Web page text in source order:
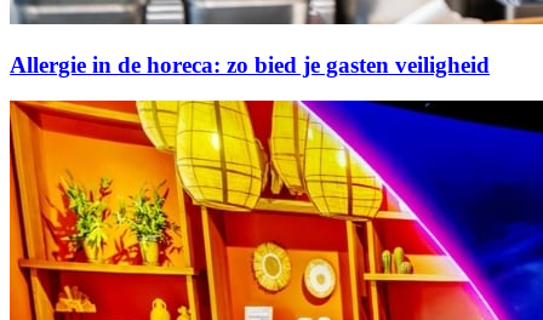
Allergie in de horeca: zo bied je gasten veiligheid